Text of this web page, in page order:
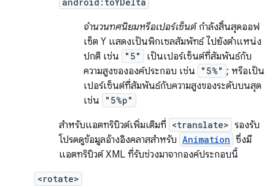
จำนวนทศนิยมหรือเปอร์เซ็นต์กำลังสิ้นสุดออฟ
เซ็ต Y แสดงเป็นพิกเซลสัมพัทธ์ ไปยังตำแหน่ง
ปกติ เช่น
"5"
เป็นเปอร์เซ็นต์ที่สัมพันธ์กับ
ความสูงขององค์ประกอบ เช่น
"5%" ; หรือเป็น
เปอร์เซ็นต์ที่สัมพันธ์กับความสูงของระดับบนสุด
เช่น
"5%p"
สำหรับแอตทริบิวต์เพิ่มเติมที่ <translate> รองรับ
โปรดดูข้อมูลอ้างอิงคลาสสำหรับ Animation ซึ่งมี
แอตทริบิวต์ XML ที่รับช่วงมาจากองค์ประกอบนี้
<rotate>